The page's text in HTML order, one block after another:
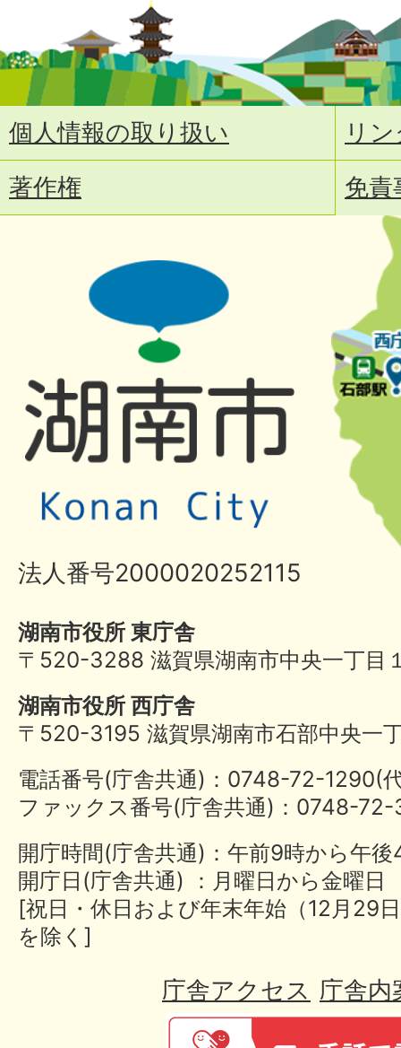
個人情報の取り扱い
リ
著作権
免責
法人番号2000020252115
湖南市役所 東庁舎
〒520-3288 滋賀県湖南市中央一丁目
湖南市役所 西庁舎
〒520-3195 滋賀県湖南市石部中央一
電話番号(庁舎共通)：0748-72-
ファックス番号(庁舎共通)：0748-
開庁時間(庁舎共通)：午前9時から午
開庁日(庁舎共通) ：月曜日から金曜日
[祝日・休日および年末年始（12月29
を除く]
庁舎アクセス 庁舎内